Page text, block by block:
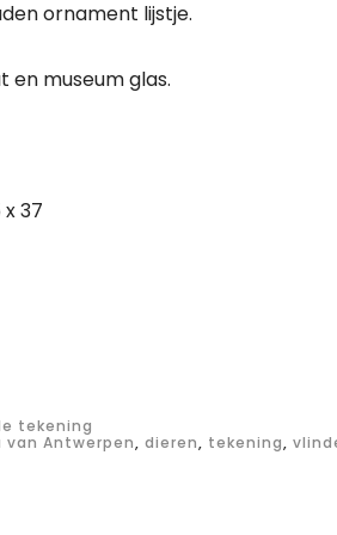
ornament lijstje.
en museum glas.
37
tekening
van Antwerpen, dieren, tekening,